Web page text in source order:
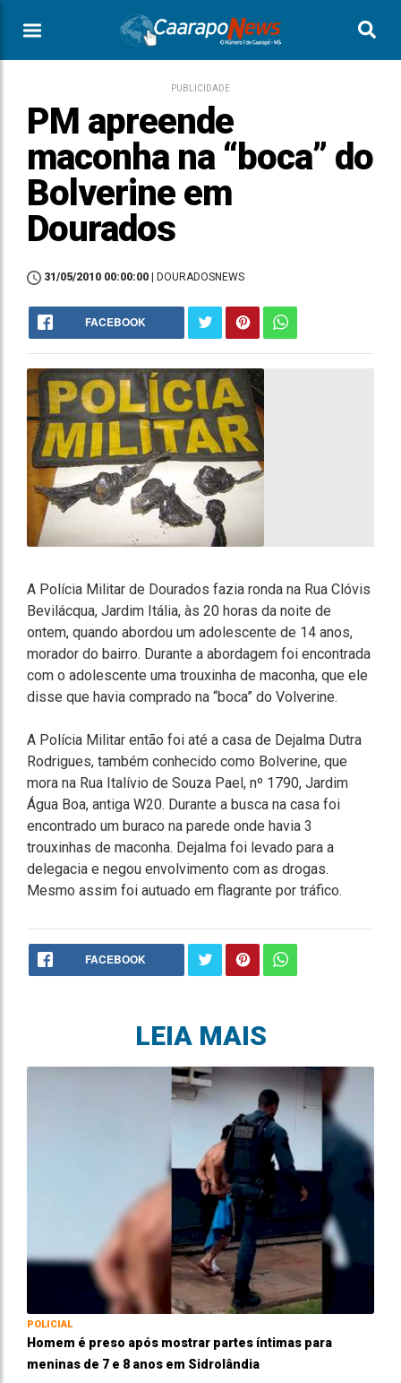
PUBLICIDADE
PM apreende
maconha na “boca” do
Bolverine em
Dourados
31/05/2010 00:00:00 | DOURADOSNEWS
FACEBOOK
A Polícia Militar de Dourados fazia ronda na Rua Clóvis
Bevilácqua, Jardim Itália, às 20 horas da noite de
ontem, quando abordou um adolescente de 14 anos,
morador do bairro. Durante a abordagem foi encontrada
com o adolescente uma trouxinha de maconha, que ele
disse que havia comprado na “boca” do Volverine.
A Polícia Militar então foi até a casa de Dejalma Dutra
Rodrigues, também conhecido como Bolverine, que
mora na Rua Italívio de Souza Pael, nº 1790, Jardim
Água Boa, antiga W20. Durante a busca na casa foi
encontrado um buraco na parede onde havia 3
trouxinhas de maconha. Dejalma foi levado para a
delegacia e negou envolvimento com as drogas.
Mesmo assim foi autuado em flagrante por tráfico.
FACEBOOK
LEIA MAIS
POLICIAL
Homem é preso após mostrar partes íntimas para
meninas de 7 e 8 anos em Sidrolândia